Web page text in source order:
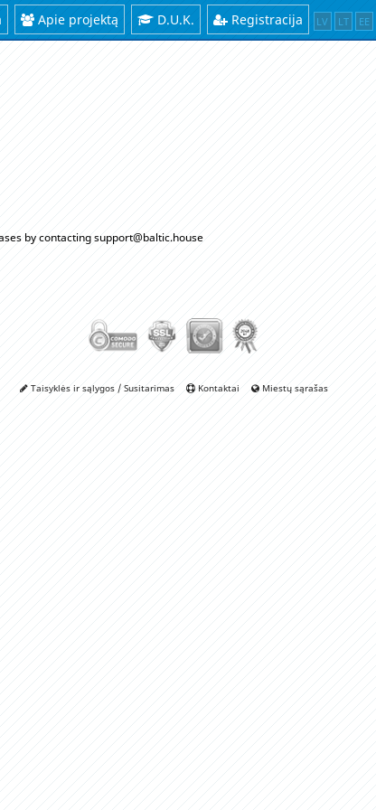
Apie projektą D.U.K. Registracija LV LT EE
by contacting support@baltic.house
Taisyklės ir sąlygos / Susitarimas Kontaktai Miestų sąrašas